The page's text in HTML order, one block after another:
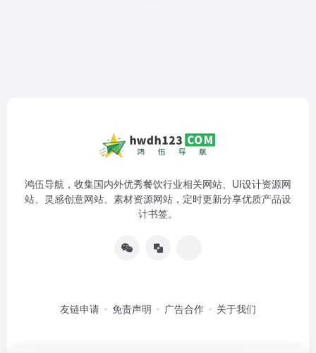
鸿伍导航，收集国内外优秀餐饮行业相关网站、UI设计资源网
站、灵感创意网站、素材资源网站，定时更新分享优质产品设
计书签。
友链申请 免责声明 广告合作 关于我们